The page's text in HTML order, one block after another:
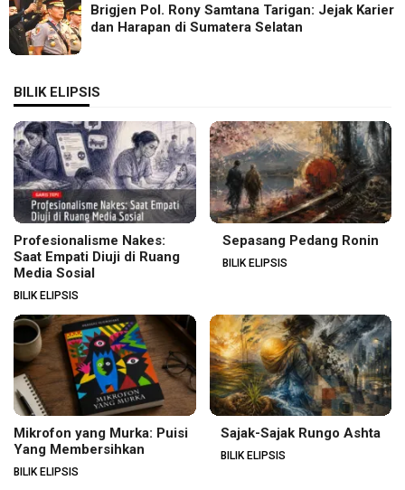
Brigjen Pol. Rony Samtana Tarigan: Jejak Karier
dan Harapan di Sumatera Selatan
BILIK ELIPSIS
Profesionalisme Nakes:
Saat Empati Diuji di Ruang
Media Sosial
BILIK ELIPSIS
Sepasang Pedang Ronin
BILIK ELIPSIS
Mikrofon yang Murka: Puisi
Yang Membersihkan
BILIK ELIPSIS
Sajak-Sajak Rungo Ashta
BILIK ELIPSIS